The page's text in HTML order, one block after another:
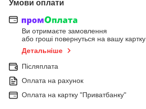
Умови оплати
Ви отримаєте замовлення
або гроші повернуться на вашу картку
Детальніше
Післяплата
Оплата на рахунок
Оплата на картку "Приватбанку"